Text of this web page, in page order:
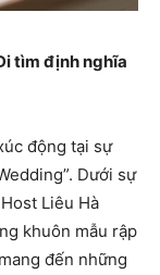
tìm định nghĩa
động tại sự
Dưới sự
Liêu Hà
khuôn mẫu rập
đến những